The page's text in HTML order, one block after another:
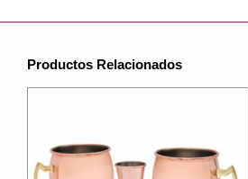
Productos Relacionados